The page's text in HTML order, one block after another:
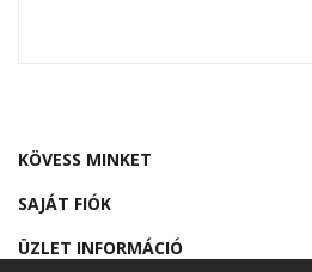
KÖVESS MINKET
SAJÁT FIÓK
ÜZLET INFORMÁCIÓ